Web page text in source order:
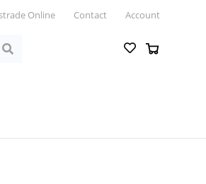
Online Contact Account